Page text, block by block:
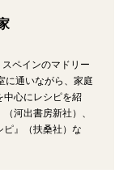
ペインのマドリー
に通いながら、家庭
中心にレシピを紹
河出書房新社）、
』（扶桑社）な